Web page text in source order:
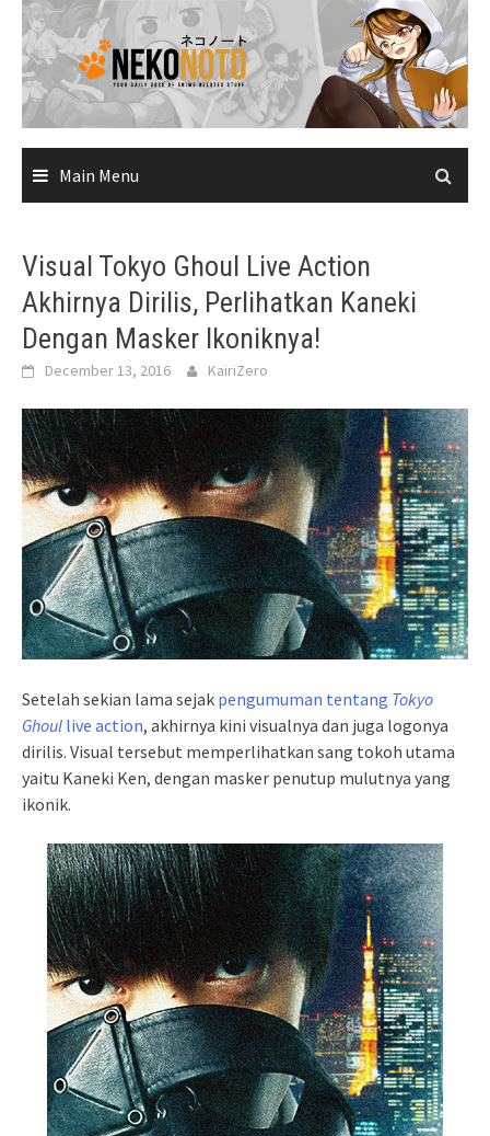
Skip
content
Main Menu
Visual Tokyo Ghoul Live Action
Akhirnya Dirilis, Perlihatkan Kaneki
Dengan Masker Ikoniknya!
December 13, 2016 KairiZero
Setelah sekian lama sejak pengumuman tentang Tokyo
Ghoul live action, akhirnya kini visualnya dan juga logonya
dirilis. Visual tersebut memperlihatkan sang tokoh utama
yaitu Kaneki Ken, dengan masker penutup mulutnya yang
ikonik.